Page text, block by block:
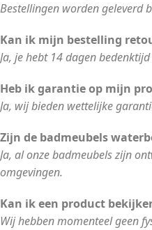
Bestellingen worden geleverd
Kan ik mijn bestelling
Ja, je hebt 14 dagen
Heb ik garantie op mijn
Ja, wij bieden wettelijke
Zijn de badmeubels
Ja, al onze badmeubels zijn
omgevingen.
Kan ik een product
Wij hebben momenteel geen